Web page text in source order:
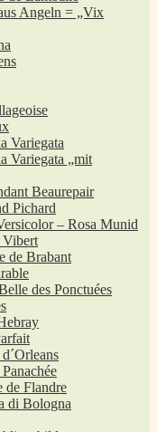
Angeln = „Vix
Variegata
Variegata „mit
Beaurepair
Pichard
– Rosa Munid
Vibert
de Brabant
des Ponctuées
de Flandre
di Bologna